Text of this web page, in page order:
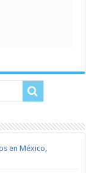
en México,